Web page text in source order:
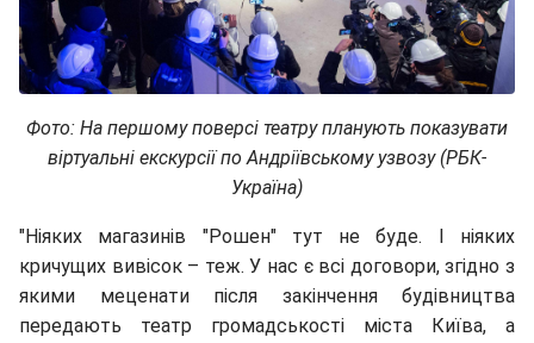
Фото: На першому поверсі театру планують показувати
віртуальні екскурсії по Андріївському узвозу (РБК-
Україна)
"Ніяких магазинів "Рошен" тут не буде. І ніяких
кричущих вивісок – теж. У нас є всі договори, згідно з
якими меценати після закінчення будівництва
передають театр громадськості міста Київа, а